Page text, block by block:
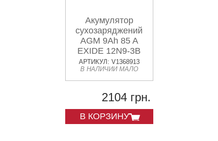
Акумулятор
сухозаряджений
AGM 9Ah 85 A
EXIDE 12N9-3B
АРТИКУЛ: V1368913
В НАЛИЧИИ МАЛО
2104 грн.
В КОРЗИНУ